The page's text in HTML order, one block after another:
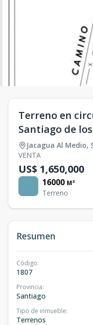
Terreno en
Santiago de
Jacagua Al Medio,
VENTA
US$ 1,650,000
16000 M²
Terreno
Resumen
Código:
1807
Provincia:
Santiago
Tipo de inmueble:
Terrenos